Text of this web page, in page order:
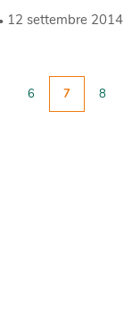
12 settembre 2014
6 7 8